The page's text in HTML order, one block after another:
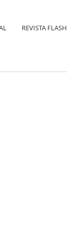
REVISTA FLASH